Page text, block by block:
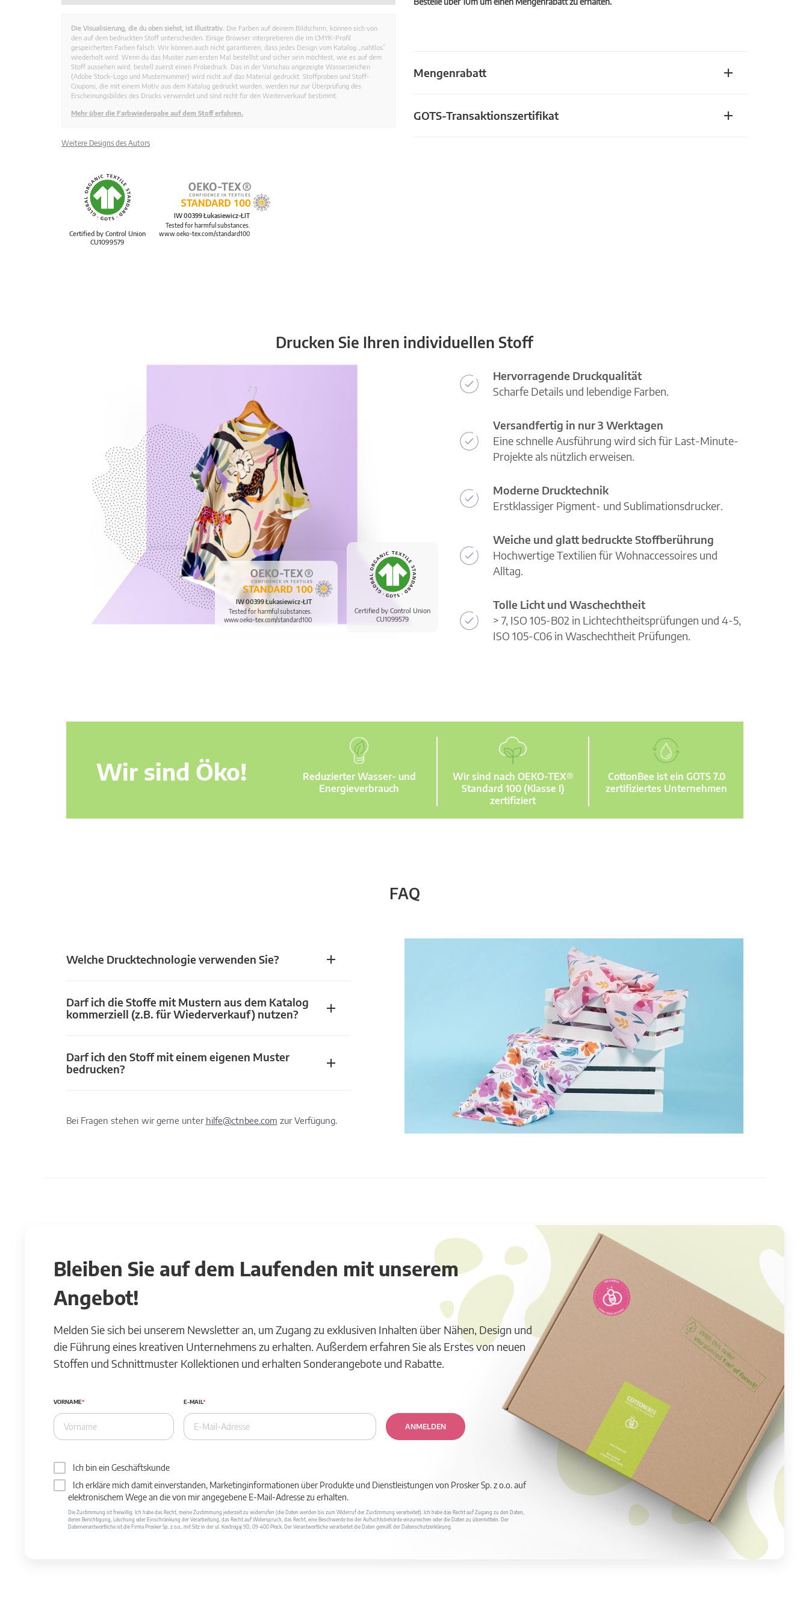
Mengenrabatt
GOTS-Transaktionszertifikat
Die Visualisierung, die du oben siehst, ist illustrativ. Die Farben auf deinem Bildschirm, können sich von
den auf dem bedruckten Stoff unterscheiden. Einige Browser interpretieren die im CMYK-Profil
gespeicherten Farben falsch. Wir können auch nicht garantieren, dass jedes Design vom Katalog „nahtlos”
wiederholt wird. Wenn du das Muster zum ersten Mal bestellst und sicher sein möchtest, wie es auf dem
Stoff aussehen wird, bestell zuerst einen Probedruck. Das in der Vorschau angezeigte Wasserzeichen
(Adobe Stock-Logo und Musternummer) wird nicht auf das Material gedruckt. Stoffproben und Stoff-
Coupons, die mit einem Motiv aus dem Katalog gedruckt wurden, werden nur zur Überprüfung des
Erscheinungsbildes des Drucks verwendet und sind nicht für den Weiterverkauf bestimmt.
Mehr über die Farbwiedergabe auf dem Stoff erfahren.
Weitere Designs des Autors
Certified by Control Union
CU1099579
IW 00399 Łukasiewicz-ŁIT
Tested for harmful substances.
www.oeko-tex.com/standard100
Drucken Sie Ihren individuellen Stoff
Certified by Control Union
CU1099579
IW 00399 Łukasiewicz-ŁIT
Tested for harmful substances.
www.oeko-tex.com/standard100
Hervorragende Druckqualität
Scharfe Details und lebendige Farben.
Versandfertig in nur 3 Werktagen
Eine schnelle Ausführung wird sich für Last-Minute-
Projekte als nützlich erweisen.
Moderne Drucktechnik
Erstklassiger Pigment- und Sublimationsdrucker.
Weiche und glatt bedruckte Stoffberührung
Hochwertige Textilien für Wohnaccessoires und
Alltag.
Tolle Licht und Waschechtheit
> 7, ISO 105-B02 in Lichtechtheitsprüfungen und 4-5,
ISO 105-C06 in Waschechtheit Prüfungen.
Wir sind Öko!
Reduzierter Wasser- und
Energieverbrauch
Wir sind nach OEKO-TEX®
Standard 100 (Klasse I)
zertifiziert
CottonBee ist ein GOTS 7.0
zertifiziertes Unternehmen
FAQ
Welche Drucktechnologie verwenden Sie?
Darf ich die Stoffe mit Mustern aus dem Katalog
kommerziell (z.B. für Wiederverkauf) nutzen?
Darf ich den Stoff mit einem eigenen Muster
bedrucken?
Bei Fragen stehen wir gerne unter hilfe@ctnbee.com zur Verfügung.
Bleiben Sie auf dem Laufenden mit unserem
Angebot!
Melden Sie sich bei unserem Newsletter an, um Zugang zu exklusiven Inhalten über Nähen, Design und
die Führung eines kreativen Unternehmens zu erhalten. Außerdem erfahren Sie als Erstes von neuen
Stoffen und Schnittmuster Kollektionen und erhalten Sonderangebote und Rabatte.
VORNAME E-MAIL
ANMELDEN
Ich bin ein Geschäftskunde
Ich erkläre mich damit einverstanden, Marketinginformationen über Produkte und Dienstleistungen von Prosker Sp. z o.o. auf
elektronischem Wege an die von mir angegebene E-Mail-Adresse zu erhalten.
Die Zustimmung ist freiwillig. Ich habe das Recht, meine Zustimmung jederzeit zu widerrufen (die Daten werden bis zum Widerruf der Zustimmung verarbeitet). Ich habe das Recht auf Zugang zu den Daten,
deren Berichtigung, Löschung oder Einschränkung der Verarbeitung, das Recht auf Widerspruch, das Recht, eine Beschwerde bei der Aufsichtsbehörde einzureichen oder die Daten zu übermitteln. Der
Datenverantwortliche ist die Firma Prosker Sp. z o.o., mit Sitz in der ul. Kostrogaj 9D, 09-400 Płock. Der Verantwortliche verarbeitet die Daten gemäß der Datenschutzerklärung.